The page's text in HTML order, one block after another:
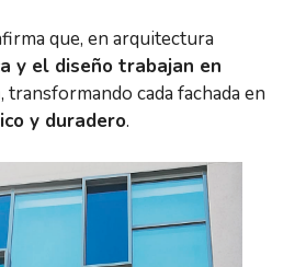
que, en arquitectura
y el diseño trabajan en
, transformando cada fachada en
y duradero.